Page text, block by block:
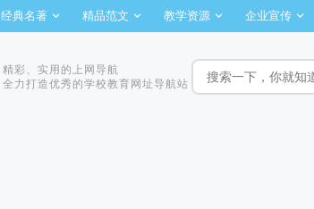
经典名著 精品范文 教学资源 企业宣传
精彩、实用的上网导航
全力打造优秀的学校教育网址导航站